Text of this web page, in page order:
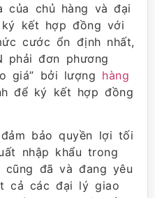
của chủ hàng và đại
kết hợp đồng với
cước ổn định nhất,
đơn phương
giá” bởi lượng hàng
để ký kết hợp đồng
bảo quyền lợi tối
nhập khẩu trong
cũng đã và đang yêu
cả các đại lý giao